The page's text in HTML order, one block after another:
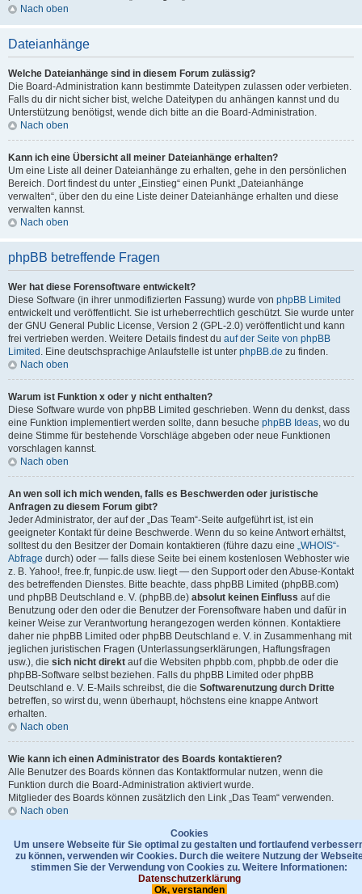
Nach oben
Dateianhänge
Welche Dateianhänge sind in diesem Forum zulässig?
Die Board-Administration kann bestimmte Dateitypen zulassen oder verbieten.
Falls du dir nicht sicher bist, welche Dateitypen du anhängen kannst und du
Unterstützung benötigst, wende dich bitte an die Board-Administration.
Nach oben
Kann ich eine Übersicht all meiner Dateianhänge erhalten?
Um eine Liste all deiner Dateianhänge zu erhalten, gehe in den persönlichen
Bereich. Dort findest du unter „Einstieg“ einen Punkt „Dateianhänge
verwalten“, über den du eine Liste deiner Dateianhänge erhalten und diese
verwalten kannst.
Nach oben
phpBB betreffende Fragen
Wer hat diese Forensoftware entwickelt?
Diese Software (in ihrer unmodifizierten Fassung) wurde von phpBB Limited
entwickelt und veröffentlicht. Sie ist urheberrechtlich geschützt. Sie wurde unter
der GNU General Public License, Version 2 (GPL-2.0) veröffentlicht und kann
frei vertrieben werden. Weitere Details findest du auf der Seite von phpBB
Limited . Eine deutschsprachige Anlaufstelle ist unter phpBB.de zu finden.
Nach oben
Warum ist Funktion x oder y nicht enthalten?
Diese Software wurde von phpBB Limited geschrieben. Wenn du denkst, dass
eine Funktion implementiert werden sollte, dann besuche phpBB Ideas, wo du
deine Stimme für bestehende Vorschläge abgeben oder neue Funktionen
vorschlagen kannst.
Nach oben
An wen soll ich mich wenden, falls es Beschwerden oder juristische
Anfragen zu diesem Forum gibt?
Jeder Administrator, der auf der „Das Team“-Seite aufgeführt ist, ist ein
geeigneter Kontakt für deine Beschwerde. Wenn du so keine Antwort erhältst,
solltest du den Besitzer der Domain kontaktieren (führe dazu eine „WHOIS“-
Abfrage durch) oder — falls diese Seite bei einem kostenlosen Webhoster wie
z. B. Yahoo!, free.fr, funpic.de usw. liegt — den Support oder den Abuse-Kontakt
des betreffenden Dienstes. Bitte beachte, dass phpBB Limited (phpBB.com)
und phpBB Deutschland e. V. (phpBB.de) absolut keinen Einfluss auf die
Benutzung oder den oder die Benutzer der Forensoftware haben und dafür in
keiner Weise zur Verantwortung herangezogen werden können. Kontaktiere
daher nie phpBB Limited oder phpBB Deutschland e. V. in Zusammenhang mit
jeglichen juristischen Fragen (Unterlassungserklärungen, Haftungsfragen
usw.), die sich nicht direkt auf die Websiten phpbb.com, phpbb.de oder die
phpBB-Software selbst beziehen. Falls du phpBB Limited oder phpBB
Deutschland e. V. E-Mails schreibst, die die Softwarenutzung durch Dritte
betreffen, so wirst du, wenn überhaupt, höchstens eine knappe Antwort
erhalten.
Nach oben
Wie kann ich einen Administrator des Boards kontaktieren?
Alle Benutzer des Boards können das Kontaktformular nutzen, wenn die
Funktion durch die Board-Administration aktiviert wurde.
Mitglieder des Boards können zusätzlich den Link „Das Team“ verwenden.
Nach oben
Gehe zu
Cookies
Um unsere Webseite für Sie optimal zu gestalten und fortlaufend
zu können, verwenden wir Cookies. Durch die weitere Nutzung der
stimmen Sie der Verwendung von Cookies zu. Weitere Informationen:
Datenschutzerklärung
Ok, verstanden
Foren-Übersicht Das Team
Datenschutzerklärung
Kontakt